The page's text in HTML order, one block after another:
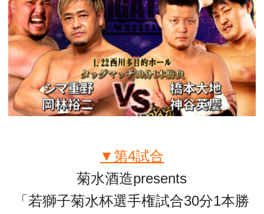
▼第4試合
菊水酒造presents
「若獅子菊水杯選手権試合30分1本勝